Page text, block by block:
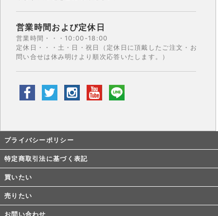
営業時間および定休日
営業時間・・・10:00-18:00
定休日・・・土・日・祝日（定休日に頂戴したご注文・お
問い合せは休み明けより順次応答いたします。）
プライバシーポリシー
特定商取引法に基づく表記
買いたい
売りたい
お問い合わせ